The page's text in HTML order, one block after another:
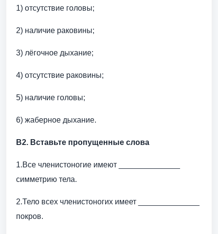
1) отсутствие головы;
2) наличие раковины;
3) лёгочное дыхание;
4) отсутствие раковины;
5) наличие головы;
6) жаберное дыхание.
В2. Вставьте пропущенные слова
1.Все членистоногие имеют ______________
симметрию тела.
2.Тело всех членистоногих имеет ______________
покров.